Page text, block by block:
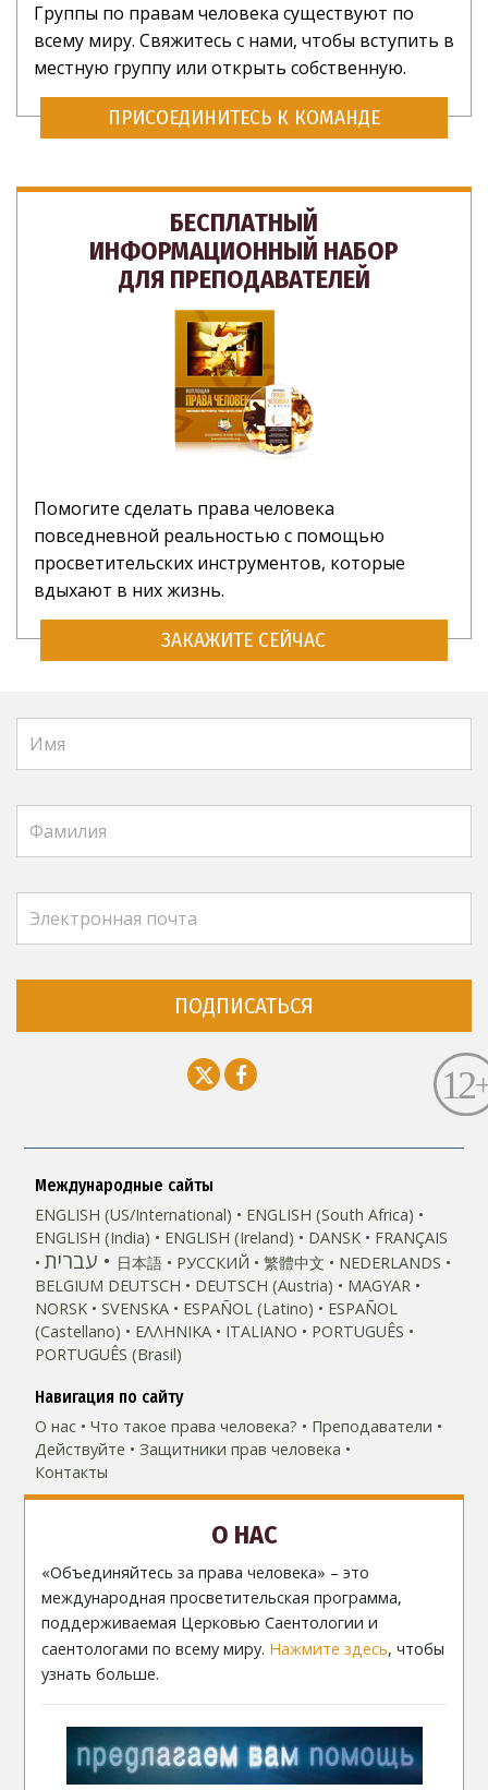
Группы по правам человека существуют по
всему миру. Свяжитесь с нами, чтобы вступить в
местную группу или открыть собственную.
ПРИСОЕДИНИТЕСЬ К КОМАНДЕ
БЕСПЛАТНЫЙ
ИНФОРМАЦИОННЫЙ НАБОР
ДЛЯ ПРЕПОДАВАТЕЛЕЙ
Помогите сделать права человека
повседневной реальностью с помощью
просветительских инструментов, которые
вдыхают в них жизнь.
ЗАКАЖИТЕ СЕЙЧАС
ПОДПИСАТЬСЯ
Международные сайты
ENGLISH (US/International)
ENGLISH (South Africa)
ENGLISH (India)
ENGLISH (Ireland) DANSK FRANÇAIS
עברית 日本語 РУССКИЙ 繁體中文
NEDERLANDS
BELGIUM DEUTSCH DEUTSCH (Austria)
MAGYAR
NORSK
SVENSKA ESPAÑOL (Latino)
ESPAÑOL
(Castellano)
ΕΛΛΗΝΙΚA ITALIANO
PORTUGUÊS
PORTUGUÊS (Brasil)‎
Навигация по сайту
О нас
Что такое права человека?
Преподаватели
Действуйте
Защитники прав человека
Контакты
О НАС
«Объединяйтесь за права человека» – это
международная просветительская программа,
поддерживаемая Церковью Саентологии и
саентологами по всему миру. Нажмите здесь, чтобы
узнать больше.